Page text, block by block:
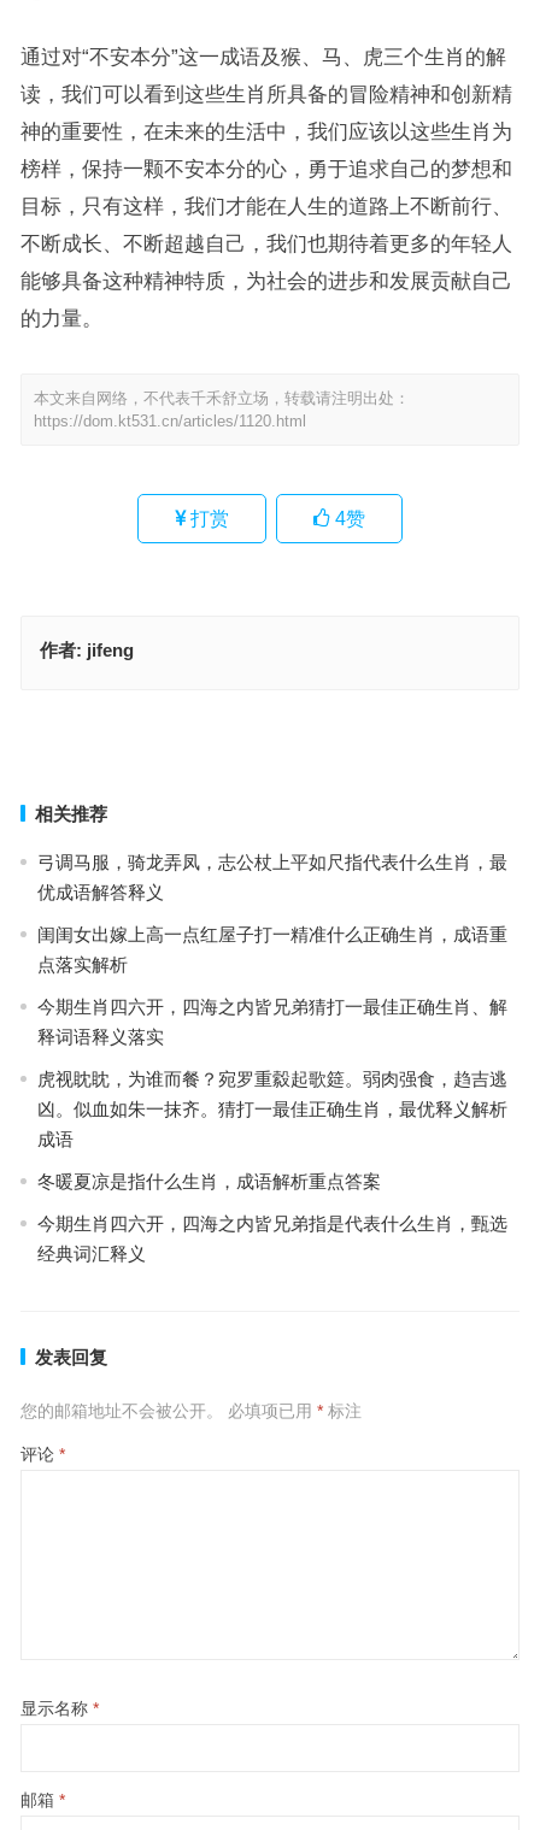
通过对“不安本分”这一成语及猴、马、虎三个生肖的解
读，我们可以看到这些生肖所具备的冒险精神和创新精
神的重要性，在未来的生活中，我们应该以这些生肖为
榜样，保持一颗不安本分的心，勇于追求自己的梦想和
目标，只有这样，我们才能在人生的道路上不断前行、
不断成长、不断超越自己，我们也期待着更多的年轻人
能够具备这种精神特质，为社会的进步和发展贡献自己
的力量。
本文来自网络，不代表千禾舒立场，转载请注明出处：
https://dom.kt531.cn/articles/1120.html
打赏 4赞
作者: jifeng
相关推荐
弓调马服，骑龙弄凤，志公杖上平如尺指代表什么生肖，最
优成语解答释义
闺闺女出嫁上高一点红屋子打一精准什么正确生肖，成语重
点落实解析
今期生肖四六开，四海之内皆兄弟猜打一最佳正确生肖、解
释词语释义落实
虎视眈眈，为谁而餐？宛罗重縠起歌筵。弱肉强食，趋吉逃
凶。似血如朱一抹齐。猜打一最佳正确生肖，最优释义解析
成语
冬暖夏凉是指什么生肖，成语解析重点答案
今期生肖四六开，四海之内皆兄弟指是代表什么生肖，甄选
经典词汇释义
发表回复
您的邮箱地址不会被公开。 必填项已用 *标注
评论 *
显示名称 *
邮箱 *